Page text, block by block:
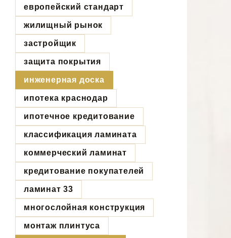
европейский стандарт
жилищный рынок
застройщик
защита покрытия
инженерная доска
ипотека краснодар
ипотечное кредитование
классификация ламината
коммерческий ламинат
кредитование покупателей
ламинат 33
многослойная конструкция
монтаж плинтуса